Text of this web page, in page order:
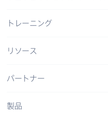
トレーニング
リソース
パートナー
製品